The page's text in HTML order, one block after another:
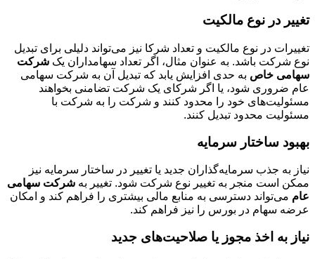
تغییر در نوع مالکیت
تغییرات در نوع مالکیت و تعداد شرکا نیز می‌تواند دلیلی برای تبدیل
نوع شرکت باشد. به عنوان مثال، اگر تعداد سهامداران یک شرکت
سهامی خاص به حدی افزایش یابد که تبدیل آن به شرکت سهامی
عام ضروری شود، یا اگر شرکای یک شرکت تضامنی بخواهند
مسئولیت‌های خود را محدود کنند و شرکت را به شرکت با
مسئولیت محدود تبدیل کنند.
بهبود ساختار سرمایه
نیاز به جذب سرمایه‌گذاران جدید یا تغییر در ساختار سرمایه نیز
ممکن است منجر به تغییر نوع شرکت شود. تغییر به شرکت سهامی
عام می‌تواند دسترسی به منابع مالی بیشتری را فراهم کند و امکان
عرضه سهام در بورس را نیز فراهم کند.
نیاز به اخذ مجوز یا صلاحیت‌های جدید